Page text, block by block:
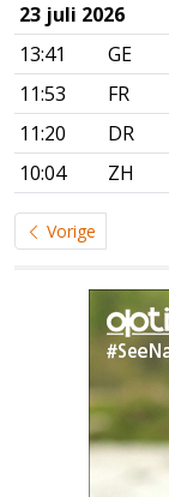
23 juli 2026
13:41
GE
11:53
FR
11:20
DR
10:04
ZH
Vorige